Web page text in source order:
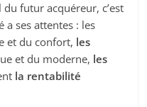
futur acquéreur, c’est
a ses attentes : les
et du confort, les
et du moderne, les
la rentabilité